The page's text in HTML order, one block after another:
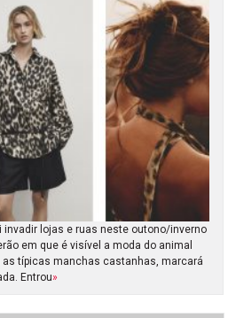
invadir lojas e ruas neste outono/inverno
em que é visível a moda do animal
as típicas manchas castanhas, marcará
Entrou»